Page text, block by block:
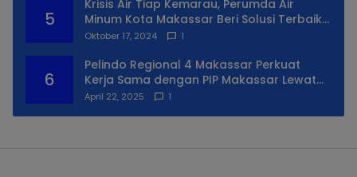
5
Krisis Air Tiap Kemarau, Perumda Air
Minum Kota Makassar Beri Solusi Terbaik
Untuk Daerah Utara Kota
Oktober 17, 2024 1
6
Pelindo Regional 4 Makassar Perkuat
Kerja Sama dengan PIP Makassar Lewat
Praktek Lapangan
April 22, 2025 1